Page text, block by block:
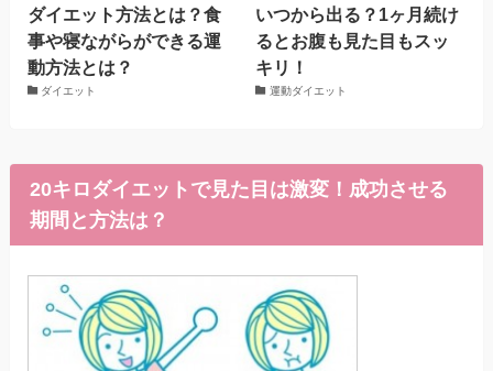
ダイエット方法とは？食
事や寝ながらができる運
動方法とは？
ダイエット
いつから出る？1ヶ月続け
るとお腹も見た目もスッ
キリ！
運動ダイエット
20キロダイエットで見た目は激変！成功させる
期間と方法は？